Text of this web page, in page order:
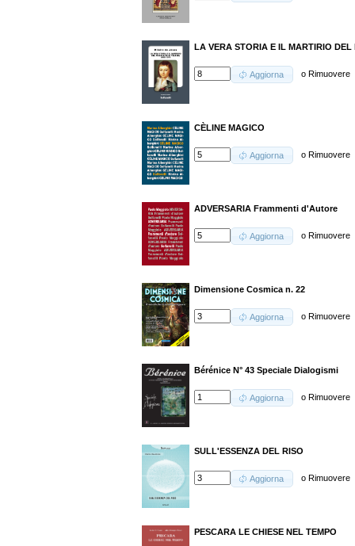
LA VERA STORIA E IL MARTIRIO DEL
Aggiorna oRimuovere
CÈLINE MAGICO
Aggiorna oRimuovere
ADVERSARIA Frammenti d'Autore
Aggiorna oRimuovere
Dimensione Cosmica n. 22
Aggiorna oRimuovere
Bérénice N° 43 Speciale Dialogismi
Aggiorna oRimuovere
SULL'ESSENZA DEL RISO
Aggiorna oRimuovere
PESCARA LE CHIESE NEL TEMPO